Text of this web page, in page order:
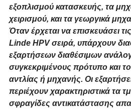
εξοπλισμού κατασκευής, τα
χειρισμού, και τα γεωργικά
Όταν έρχεται να επισκευάσει
Linde HPV σειρά, υπάρχουν
εξαρτήσεων διαθέσιμων
συγκεκριμένους πρότυπο και
αντλίας ή μηχανής. Οι
περιέχουν χαρακτηριστικά τα
σφραγίδες αντικατάστασης